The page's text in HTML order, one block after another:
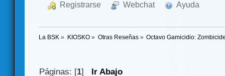
Registrarse Webchat Ayuda
La BSK » KIOSKO» Otras Reseñas» Octavo Gamicidio:
Páginas: [1] Ir Abajo